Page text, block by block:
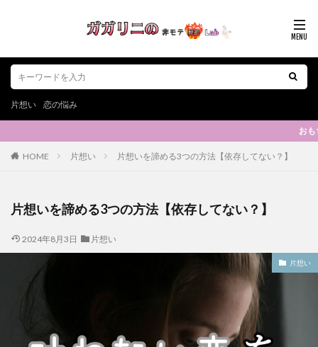
片想い 恋の悩み
おもちゃは使ってほしい
HOME 片想い 片想いを諦める3つの方法【依存してない？】
片想いを諦める3つの方法【依存してない？】
2024年8月3日 片想い
片想い